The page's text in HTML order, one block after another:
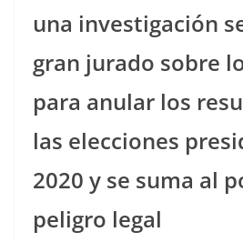
una investigación
gran jurado sobre
para anular los
las elecciones
2020 y se suma al
peligro legal